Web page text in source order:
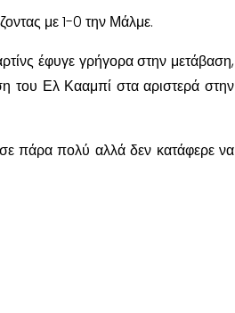
με 1-0 την Μάλμε.
έφυγε γρήγορα στην μετάβαση,
του Ελ Κααμπί στα αριστερά στην
πάρα πολύ αλλά δεν κατάφερε να